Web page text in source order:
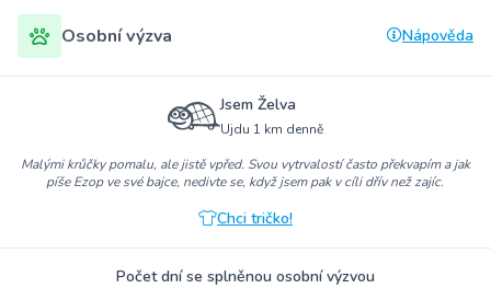
Osobní výzva Nápověda
Jsem Želva
Ujdu 1 km denně
Malými krůčky pomalu, ale jistě vpřed. Svou vytrvalostí často překvapím a jak
píše Ezop ve své bajce, nedivte se, když jsem pak v cíli dřív než zajíc.
Chci tričko!
Počet dní se splněnou osobní výzvou